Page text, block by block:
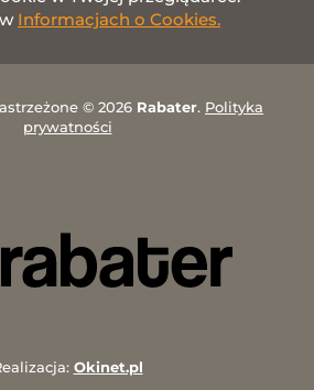
Informacjach o Cookies.
© 2026 Rabater. Polityka
prywatności
Okinet.pl